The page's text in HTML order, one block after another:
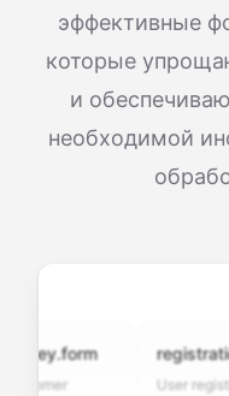
эффективные
которые
и
необходимой
User